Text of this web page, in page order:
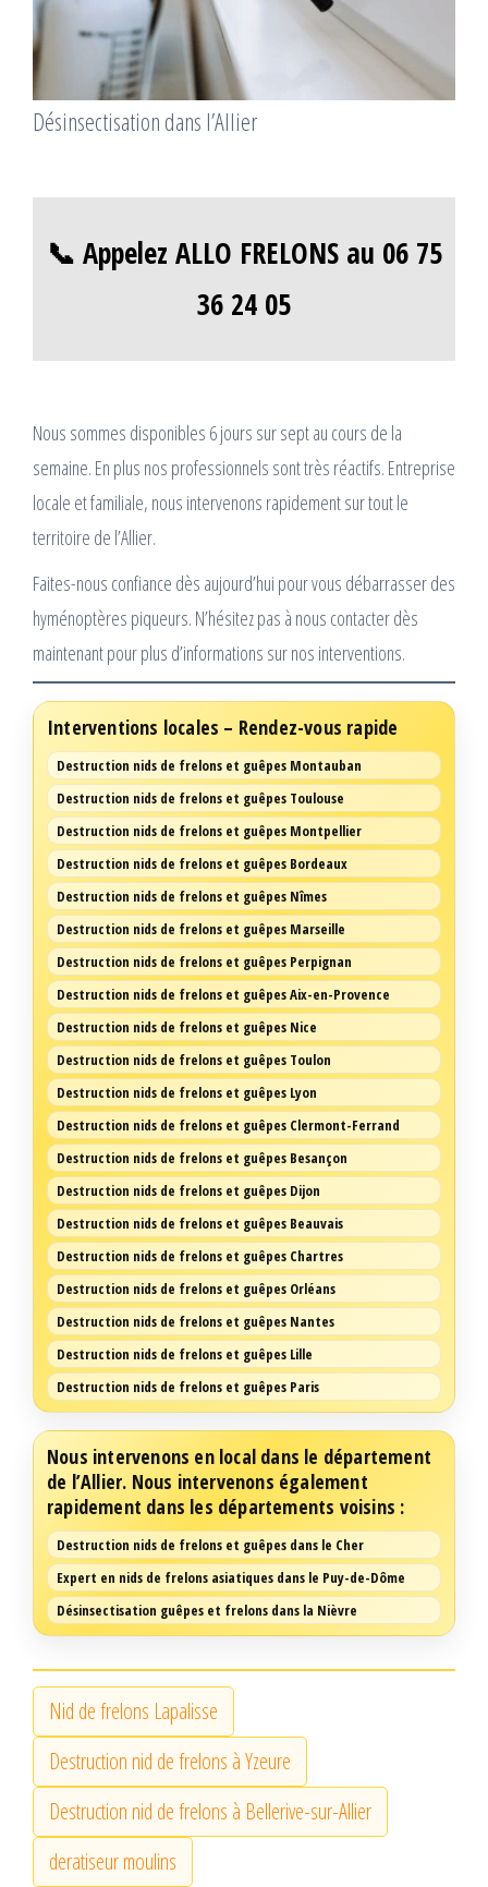
Désinsectisation dans l’Allier
📞 Appelez ALLO FRELONS au 06 75
36 24 05
Nous sommes disponibles 6 jours sur sept au cours de la
semaine. En plus nos professionnels sont très réactifs. Entreprise
locale et familiale, nous intervenons rapidement sur tout le
territoire de l’Allier.
Faites-nous confiance dès aujourd’hui pour vous débarrasser des
hyménoptères piqueurs. N’hésitez pas à nous contacter dès
maintenant pour plus d’informations sur nos interventions.
Interventions locales – Rendez-vous rapide
Destruction nids de frelons et guêpes Montauban
Destruction nids de frelons et guêpes Toulouse
Destruction nids de frelons et guêpes Montpellier
Destruction nids de frelons et guêpes Bordeaux
Destruction nids de frelons et guêpes Nîmes
Destruction nids de frelons et guêpes Marseille
Destruction nids de frelons et guêpes Perpignan
Destruction nids de frelons et guêpes Aix-en-Provence
Destruction nids de frelons et guêpes Nice
Destruction nids de frelons et guêpes Toulon
Destruction nids de frelons et guêpes Lyon
Destruction nids de frelons et guêpes Clermont-Ferrand
Destruction nids de frelons et guêpes Besançon
Destruction nids de frelons et guêpes Dijon
Destruction nids de frelons et guêpes Beauvais
Destruction nids de frelons et guêpes Chartres
Destruction nids de frelons et guêpes Orléans
Destruction nids de frelons et guêpes Nantes
Destruction nids de frelons et guêpes Lille
Destruction nids de frelons et guêpes Paris
Nous intervenons en local dans le département
de l’Allier. Nous intervenons également
rapidement dans les départements voisins :
Destruction nids de frelons et guêpes dans le Cher
Expert en nids de frelons asiatiques dans le Puy-de-Dôme
Désinsectisation guêpes et frelons dans la Nièvre
Nid de frelons Lapalisse
Destruction nid de frelons à Yzeure
Destruction nid de frelons à Bellerive-sur-Allier
deratiseur moulins